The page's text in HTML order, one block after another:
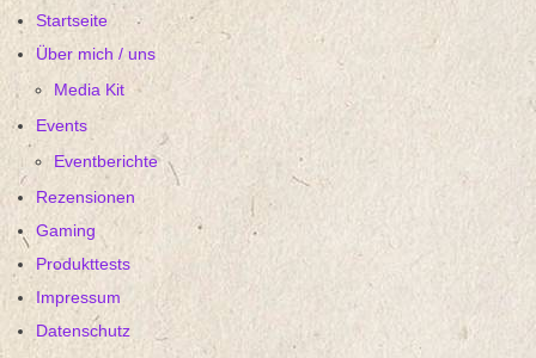
Startseite
Über mich / uns
Media Kit
Events
Eventberichte
Rezensionen
Gaming
Produkttests
Impressum
Datenschutz